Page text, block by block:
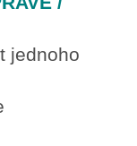
jednoho